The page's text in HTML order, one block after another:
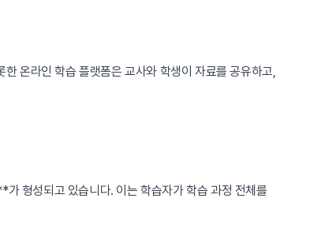
온라인 학습 플랫폼은 교사와 학생이 자료를 공유하고,
형성되고 있습니다. 이는 학습자가 학습 과정 전체를